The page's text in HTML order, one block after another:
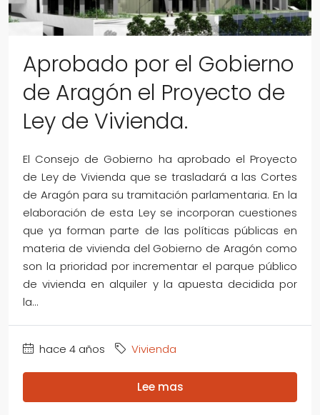
Aprobado por el Gobierno
de Aragón el Proyecto de
Ley de Vivienda.
El Consejo de Gobierno ha aprobado el Proyecto
de Ley de Vivienda que se trasladará a las Cortes
de Aragón para su tramitación parlamentaria. En la
elaboración de esta Ley se incorporan cuestiones
que ya forman parte de las políticas públicas en
materia de vivienda del Gobierno de Aragón como
son la prioridad por incrementar el parque público
de vivienda en alquiler y la apuesta decidida por
la...
hace 4 años Vivienda
Lee mas